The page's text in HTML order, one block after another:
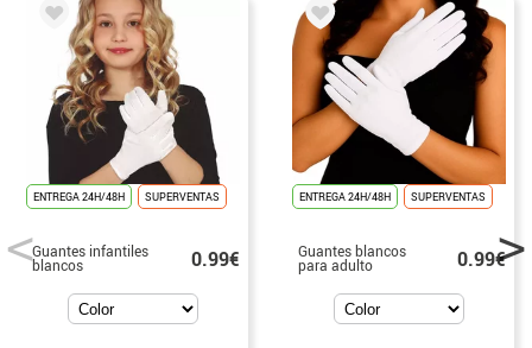
ENTREGA 24H/48H SUPERVENTAS
Guantes infantiles
blancos 0.99€
ENTREGA 24H/48H SUPERVENTAS
Guantes blancos
para adulto 0.99€